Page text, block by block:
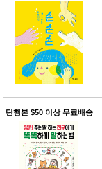
단행본 $50 이상 무료배송